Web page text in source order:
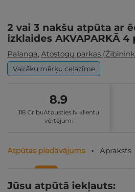
2 vai 3 nakšu atpūta ar
izklaides AKVAPARKĀ 4
Palanga, Atostogų parkas
Vairāku mērķu ceļazīme
8.9
118 GribuAtpusties.lv klientu
vērtējumi
Atpūtas piedāvājums Apraksts
Jūsu atpūtā iekļauts: